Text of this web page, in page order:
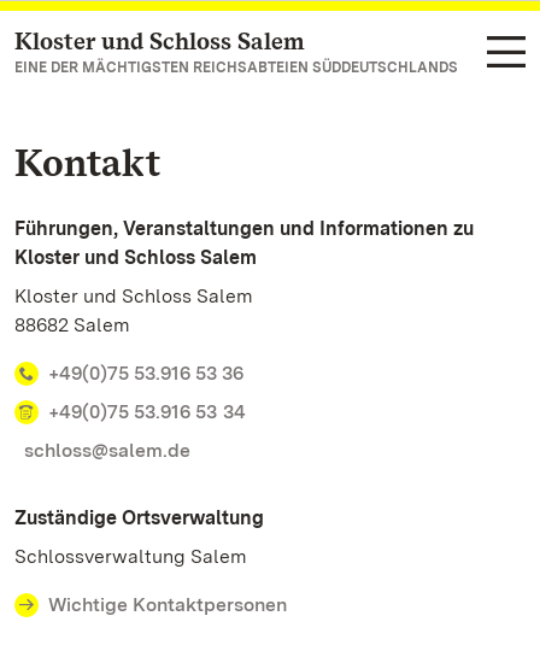
Zum Hauptinhalt springen
Kloster und Schloss Salem
EINE DER MÄCHTIGSTEN REICHSABTEIEN SÜDDEUTSCHLANDS
Kontakt
Führungen, Veranstaltungen und Informationen zu
Kloster und Schloss Salem
Kloster und Schloss Salem
88682 Salem
+49(0)75 53.916 53 36
+49(0)75 53.916 53 34
schloss@salem.de
Zuständige Ortsverwaltung
Schlossverwaltung Salem
Wichtige Kontaktpersonen